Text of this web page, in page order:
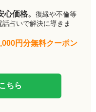
心価格。復縁や不倫等
占いで解決に導きま
円分無料クーポン
ちら